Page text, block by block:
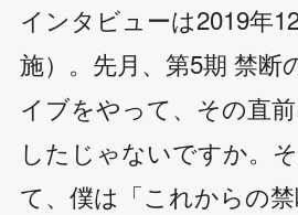
インタビューは2019年
施）。先月、第5期 禁断
イブをやって、その直
したじゃないですか。
て、僕は「これからの禁